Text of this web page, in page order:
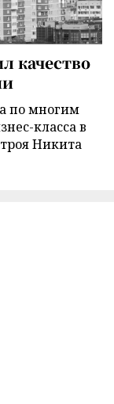
качество
по многим
класса в
Никита